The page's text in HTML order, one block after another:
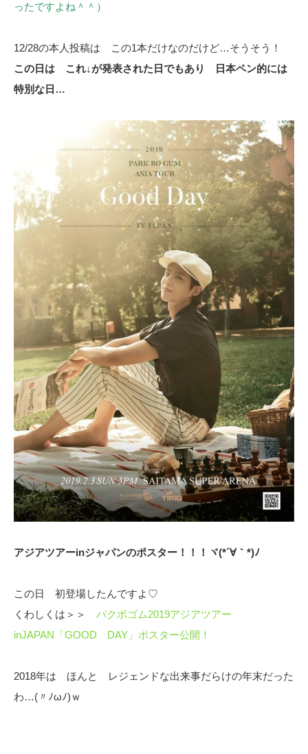
ったですよね＾＾）
12/28の本人投稿は この1本だけなのだけど…そうそう！
この日は これ↓が発表された日でもあり 日本ペン的には
特別な日…
アジアツアーinジャパンのポスター！！！ヾ(*´∀｀*)ﾉ
この日 初登場したんですよ♡
くわしくは＞＞ パクボゴム2019アジアツアー
inJAPAN「GOOD DAY」ポスター公開！
2018年は ほんと レジェンドな出来事だらけの年末だった
わ…(〃ﾉωﾉ)ｗ